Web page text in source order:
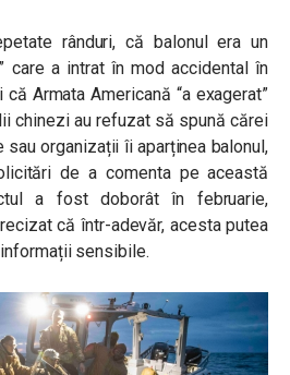
rânduri, că balonul era un
care a intrat în mod accidental în
Armata Americană “a exagerat”
chinezi au refuzat să spună cărei
sau organizații îi aparținea balonul,
de a comenta pe această
a fost doborât în februarie,
că într-adevăr, acesta putea
sensibile.